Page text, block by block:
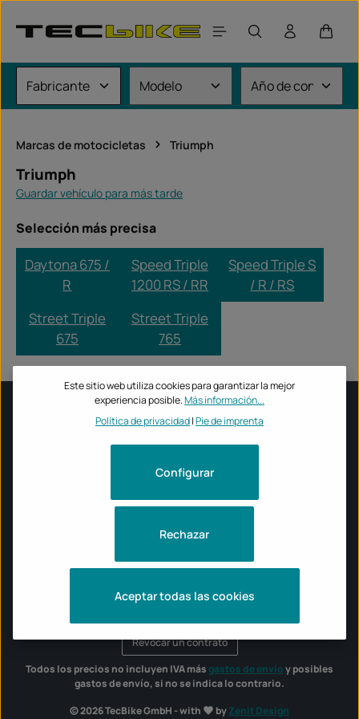
El
Marcas de motocicletas Triumph
Triumph
Guardar vehículo para más tarde
Selección más precisa
Daytona 675 /
R
Speed Triple
1200 RS / RR
Speed Triple S
/ R / RS
Street Triple
675
Street Triple
765
HORARIO DE APERTURA DE LA TIENDA TECBIKE
Revocar un contrato
© 2026 TecBike GmbH - with byZenit Design
Todos los precios no incluyen IVA más gastos de envíoy posibles
gastos de envío, si no se indica lo contrario.
Este sitio web utiliza cookies para garantizar la mejor
experiencia posible.Más información...
Política de privacidad|Pie de imprenta
Rechazar
Configurar
Aceptar todas las cookies